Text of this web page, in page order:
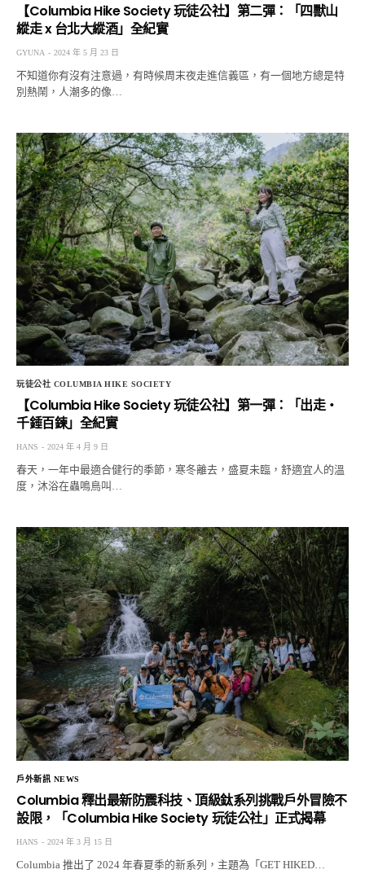
【Columbia Hike Society 玩徒公社】第二彈：「四獸山
縱走 x 台北大縱酒」全紀實
GYUNA 2024 年 5 月 23 日
不知道你有沒有注意過，有時候周末夜走進信義區，有一個地方總是特
別熱鬧，人潮多的像…
玩徒公社 COLUMBIA HIKE SOCIETY
【Columbia Hike Society 玩徒公社】第一彈：「出走・
千錘百鍊」全紀實
HANS 2024 年 4 月 9 日
春天，一年中最適合健行的季節，寒冬離去，盛夏未臨，舒適宜人的溫
度，沐浴在蟲鳴鳥叫…
戶外新訊 NEWS
Columbia 釋出最新防震科技、頂級鈦系列挑戰戶外冒險不
設限，「Columbia Hike Society 玩徒公社」正式揭幕
HANS 2024 年 3 月 15 日
Columbia 推出了 2024 年春夏季的新系列，主題為「GET HIKED…